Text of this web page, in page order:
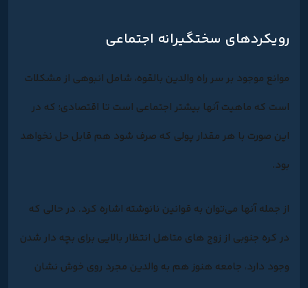
رویکردهای سختگیرانه اجتماعی
موانع موجود بر سر راه والدین بالقوه، شامل انبوهی از مشکلات
است که ماهیت آنها بیشتر اجتماعی است تا اقتصادی؛ که در
این صورت با هر مقدار پولی که صرف شود هم قابل حل نخواهد
بود.
از جمله آنها می‌توان به قوانین نانوشته اشاره کرد. در حالی که
در کره جنوبی از زوج های متاهل انتظار بالایی برای بچه دار شدن
وجود دارد، جامعه هنوز هم به والدین مجرد روی خوش نشان